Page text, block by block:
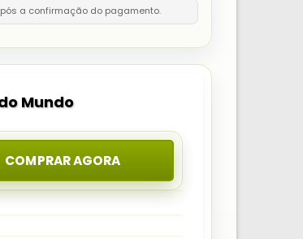
a confirmação do pagamento.
Mundo
COMPRAR AGORA